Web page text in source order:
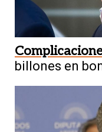
billones en